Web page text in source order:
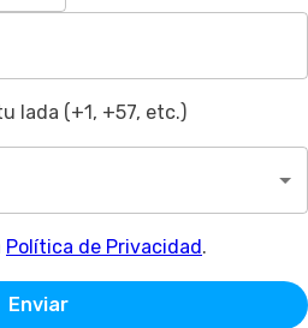
lada (+1, +57, etc.)
Política de Privacidad.
Enviar